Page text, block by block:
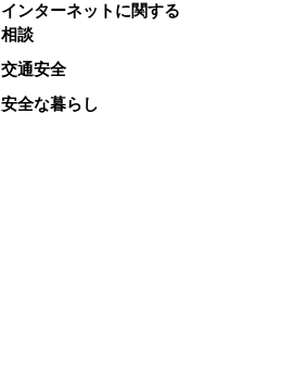
インターネットに関する
相談
交通安全
安全な暮らし